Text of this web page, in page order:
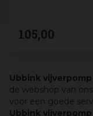
105,00
Ubbink vijverpomp
de webshop van
voor een goede
Ubbink vijverpomp